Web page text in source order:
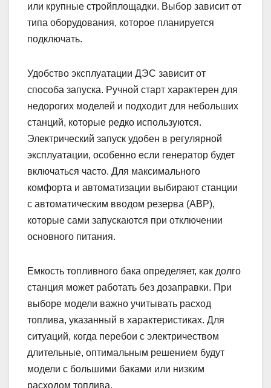
или крупные стройплощадки. Выбор зависит от
типа оборудования, которое планируется
подключать.
Удобство эксплуатации ДЭС зависит от
способа запуска. Ручной старт характерен для
недорогих моделей и подходит для небольших
станций, которые редко используются.
Электрический запуск удобен в регулярной
эксплуатации, особенно если генератор будет
включаться часто. Для максимального
комфорта и автоматизации выбирают станции
с автоматическим вводом резерва (АВР),
которые сами запускаются при отключении
основного питания.
Емкость топливного бака определяет, как долго
станция может работать без дозаправки. При
выборе модели важно учитывать расход
топлива, указанный в характеристиках. Для
ситуаций, когда перебои с электричеством
длительные, оптимальным решением будут
модели с большими баками или низким
расходом топлива.